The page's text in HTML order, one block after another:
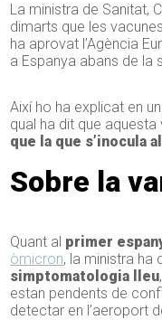
La ministra de Sanitat,
dimarts que les vacunes
ha aprovat l’Agència
a Espanya abans de la
Així ho ha explicat en
qual ha dit que aquesta
que la que s’inocula
Sobre la
Quant al primer
òmicron, la ministra ha
simptomatologia lleu
estan pendents de
detectar en l’aeroport